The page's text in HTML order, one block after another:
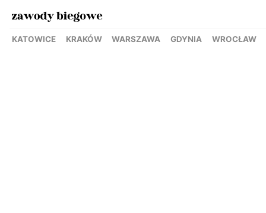
KATOWICE KRAKÓW WARSZAWA GDYNIA WROCŁAW